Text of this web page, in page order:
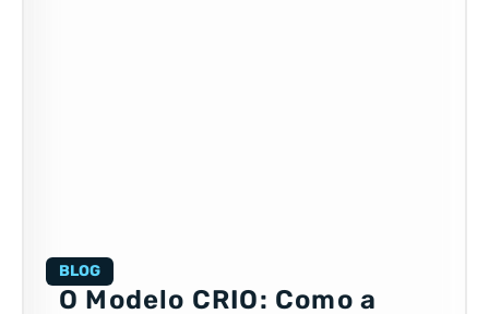
BLOG
O Modelo CRIO: Como a